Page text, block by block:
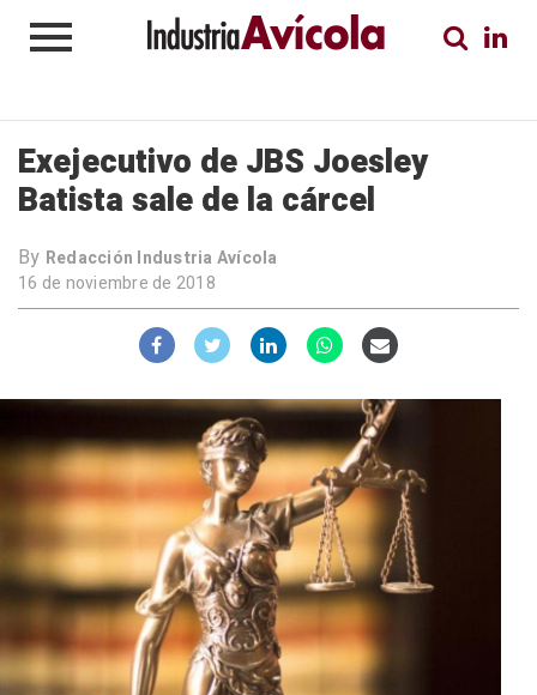
Exejecutivo de JBS Joesley
Batista sale de la cárcel
By Redacción Industria Avícola
16 de noviembre de 2018